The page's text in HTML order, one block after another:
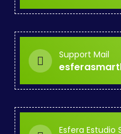
Support Mail
Esfera Estudio